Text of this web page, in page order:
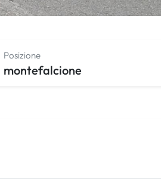
Posizione
montefalcione